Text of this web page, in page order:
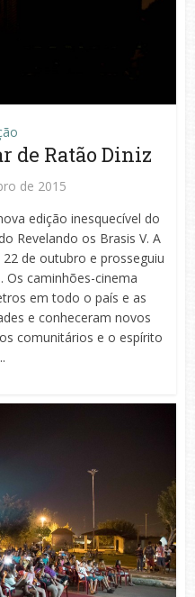
de Ratão Diniz
de 2015
edição inesquecível do
Revelando os Brasis V. A
de outubro e prosseguiu
Os caminhões-cinema
em todo o país e as
e conheceram novos
comunitários e o espírito